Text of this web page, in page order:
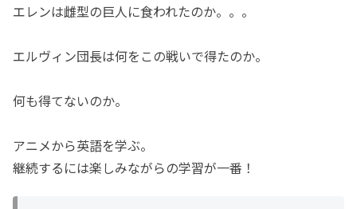
エレンは雌型の巨人に食われたのか。。。
エルヴィン団長は何をこの戦いで得たのか。
何も得てないのか。
アニメから英語を学ぶ。
継続するには楽しみながらの学習が一番！